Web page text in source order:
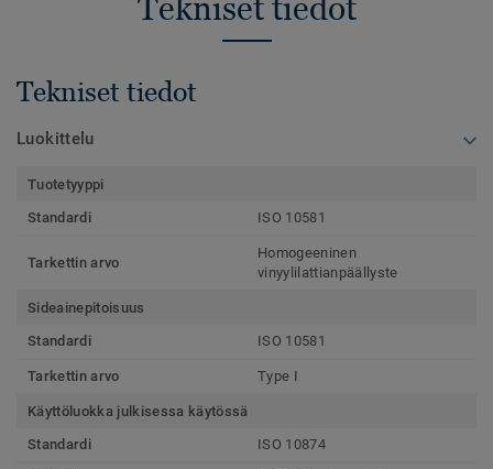
Tekniset tiedot
Tekniset tiedot
Luokittelu
Tuotetyyppi
Standardi
ISO 10581
Tarkettin arvo
Homogeeninen
vinyylilattianpäällyste
Sideainepitoisuus
Standardi
ISO 10581
Tarkettin arvo Type I
Käyttöluokka julkisessa käytössä
Standardi
ISO 10874